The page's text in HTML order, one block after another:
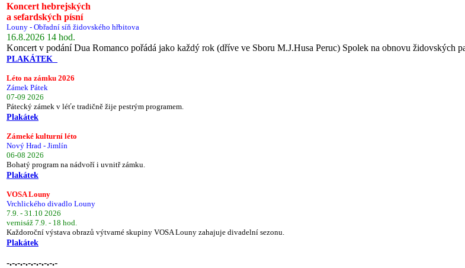
Koncert hebrejských
a sefardských písní
Louny - Obřadní síň židovského hřbitova
16.8.2026 14 hod.
Koncert v podání Dua Romanco pořádá jako každý rok (dříve ve Sboru M.J.Husa Peruc) Spolek na obnovu židovských
PLAKÁTEK
Léto na zámku 2026
Zámek Pátek
07-09 2026
Pátecký zámek v léťe tradičně žije pestrým programem.
Plakátek
Zámeké kulturní léto
Nový Hrad - Jimlín
06-08 2026
Bohatý program na nádvoří i uvnitř zámku.
Plakátek
VOSA Louny
Vrchlického divadlo Louny
7.9. - 31.10 2026
vernisáž 7.9. - 18 hod.
Každoroční výstava obrazů výtvarné skupiny VOSA Louny zahajuje divadelní sezonu.
Plakátek
-.-.-.-.-.-.-.-.-.-